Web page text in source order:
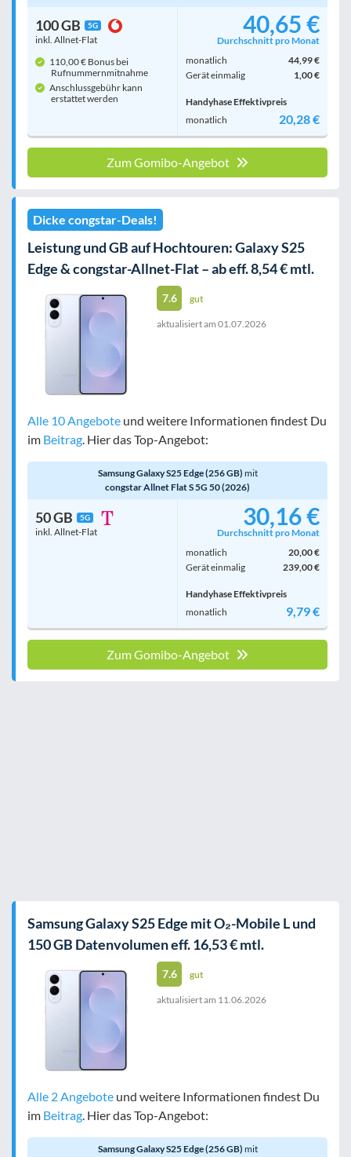
100 GB 5G
inkl. Allnet-Flat
110,00 € Bonus bei
Rufnummern­mitnahme
Anschlussgebühr kann
erstattet werden
40,65 €
Durchschnitt pro Monat
monatlich
44,99 €
Gerät einmalig
1,00 €
Handyhase Effektivpreis
monatlich
20,28 €
Zum Gomibo-Angebot
Dicke congstar-Deals!
Leistung und GB auf Hochtouren: Galaxy S25
Edge & congstar-Allnet-Flat – ab eff. 8,54 € mtl.
7.6 gut
aktualisiert am 01.07.2026
Alle 10 Angebote und weitere Informationen findest Du
im Beitrag. Hier das Top-Angebot:
Samsung Galaxy S25 Edge (256 GB) mit
congstar Allnet Flat S 5G 50 (2026)
50 GB 5G
inkl. Allnet-Flat
30,16 €
Durchschnitt pro Monat
monatlich
20,00 €
Gerät einmalig
239,00 €
Handyhase Effektivpreis
monatlich
9,79 €
Zum Gomibo-Angebot
Samsung Galaxy S25 Edge mit O₂-Mobile L und
150 GB Datenvolumen eff. 16,53 € mtl.
7.6 gut
aktualisiert am 11.06.2026
Alle 2 Angebote und weitere Informationen findest Du
im Beitrag. Hier das Top-Angebot:
Samsung Galaxy S25 Edge (256 GB) mit